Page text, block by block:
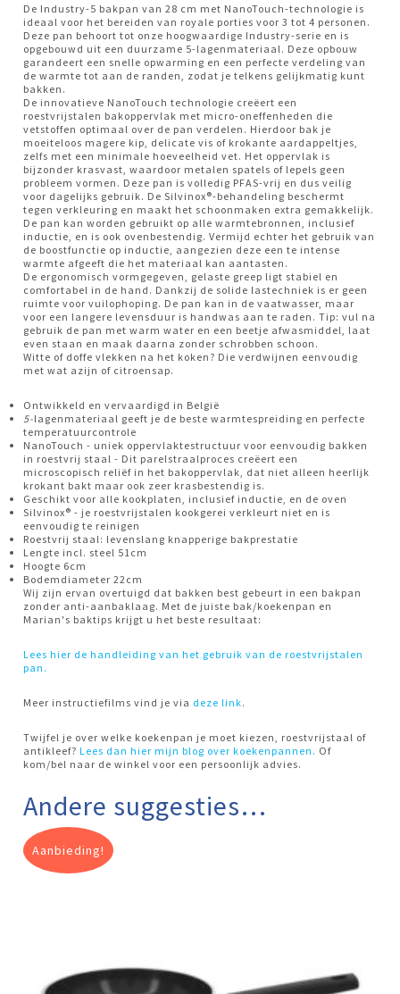
De Industry-5 bakpan van 28 cm met NanoTouch-technologie is
ideaal voor het bereiden van royale porties voor 3 tot 4 personen.
Deze pan behoort tot onze hoogwaardige Industry-serie en is
opgebouwd uit een duurzame 5-lagenmateriaal. Deze opbouw
garandeert een snelle opwarming en een perfecte verdeling van
de warmte tot aan de randen, zodat je telkens gelijkmatig kunt
bakken.
De innovatieve NanoTouch technologie creëert een
roestvrijstalen bakoppervlak met micro-oneffenheden die
vetstoffen optimaal over de pan verdelen. Hierdoor bak je
moeiteloos magere kip, delicate vis of krokante aardappeltjes,
zelfs met een minimale hoeveelheid vet. Het oppervlak is
bijzonder krasvast, waardoor metalen spatels of lepels geen
probleem vormen. Deze pan is volledig PFAS-vrij en dus veilig
voor dagelijks gebruik. De Silvinox®-behandeling beschermt
tegen verkleuring en maakt het schoonmaken extra gemakkelijk.
De pan kan worden gebruikt op alle warmtebronnen, inclusief
inductie, en is ook ovenbestendig. Vermijd echter het gebruik van
de boostfunctie op inductie, aangezien deze een te intense
warmte afgeeft die het materiaal kan aantasten.
De ergonomisch vormgegeven, gelaste greep ligt stabiel en
comfortabel in de hand. Dankzij de solide lastechniek is er geen
ruimte voor vuilophoping. De pan kan in de vaatwasser, maar
voor een langere levensduur is handwas aan te raden. Tip: vul na
gebruik de pan met warm water en een beetje afwasmiddel, laat
even staan en maak daarna zonder schrobben schoon.
Witte of doffe vlekken na het koken? Die verdwijnen eenvoudig
met wat azijn of citroensap.
Ontwikkeld en vervaardigd in België
5-lagenmateriaal geeft je de beste warmtespreiding en perfecte
temperatuurcontrole
NanoTouch - uniek oppervlaktestructuur voor eenvoudig bakken
in roestvrij staal - Dit parelstraalproces creëert een
microscopisch reliëf in het bakoppervlak, dat niet alleen heerlijk
krokant bakt maar ook zeer krasbestendig is.
Geschikt voor alle kookplaten, inclusief inductie, en de oven
Silvinox® - je roestvrijstalen kookgerei verkleurt niet en is
eenvoudig te reinigen
Roestvrij staal: levenslang knapperige bakprestatie
Lengte incl. steel 51cm
Hoogte 6cm
Bodemdiameter 22cm
Wij zijn ervan overtuigd dat bakken best gebeurt in een bakpan
zonder anti-aanbaklaag. Met de juiste bak/koekenpan en
Marian's baktips krijgt u het beste resultaat:
Lees hier de handleiding van het gebruik van de roestvrijstalen
pan.
Meer instructiefilms vind je via deze link.
Twijfel je over welke koekenpan je moet kiezen, roestvrijstaal of
antikleef?Lees dan hier mijn blog over koekenpannen. Of
kom/bel naar de winkel voor een persoonlijk advies.
Andere suggesties…
Aanbieding!